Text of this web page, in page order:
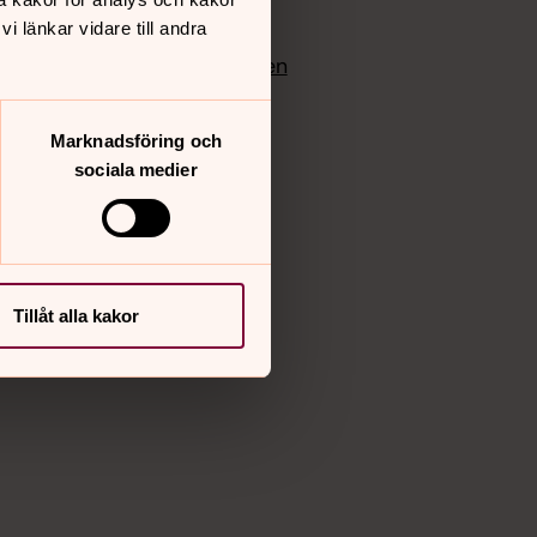
länkar vidare till andra
Marknadsföring och
sociala medier
Tillåt alla kakor
Instagram
Vimeo
Bloggportalen